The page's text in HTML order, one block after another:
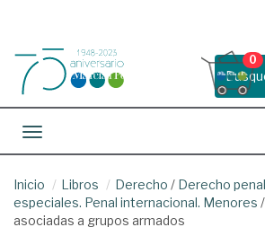
0
Toggle navigation
Inicio Libros Derecho / Derecho penal
especiales. Penal internacional. Menores /
asociadas a grupos armados